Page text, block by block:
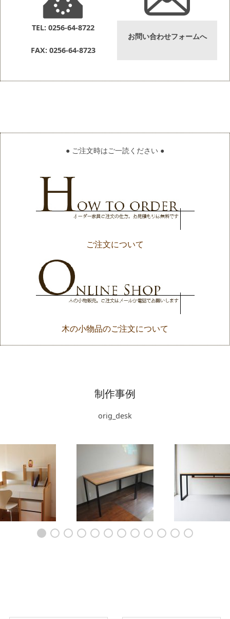
TEL: 0256-64-8722
FAX: 0256-64-8723
お問い合わせフォームへ
● ご注文時はご一読ください ●
ご注文について
木の小物品のご注文について
制作事例
orig_desk
テレワークのデスク
棚付きデスク
ワークデスク カ